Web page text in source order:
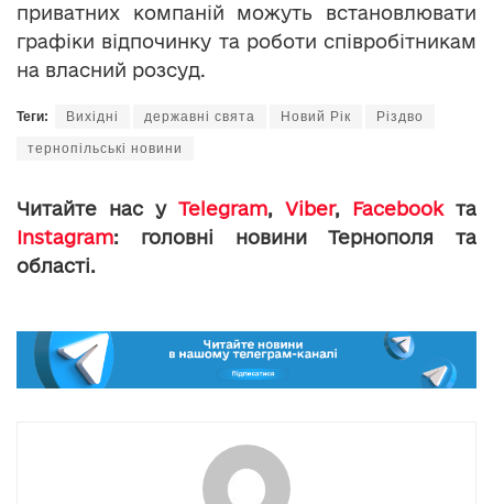
приватних компаній можуть встановлювати
графіки відпочинку та роботи співробітникам
на власний розсуд.
Теги: Вихідні державні свята Новий Рік Різдво
тернопільські новини
Читайте нас у Telegram, Viber, Facebookта
Instagram: головні новини Тернополя та
області.